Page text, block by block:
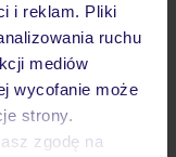
i reklam. Pliki
ruchu
mediów
wycofanie może
strony.
zgodę na